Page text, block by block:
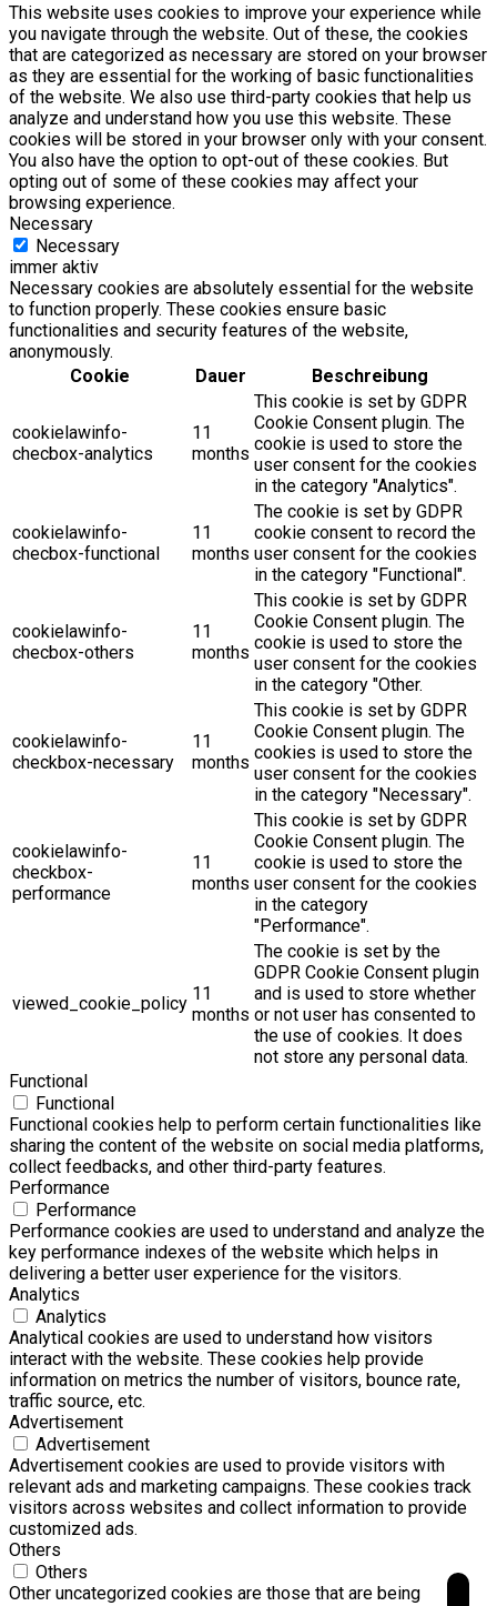
This website uses cookies to improve your experience while
you navigate through the website. Out of these, the cookies
that are categorized as necessary are stored on your browser
as they are essential for the working of basic functionalities
of the website. We also use third-party cookies that help us
analyze and understand how you use this website. These
cookies will be stored in your browser only with your consent.
You also have the option to opt-out of these cookies. But
opting out of some of these cookies may affect your
browsing experience.
Necessary
Necessary
immer aktiv
Necessary cookies are absolutely essential for the website
to function properly. These cookies ensure basic
functionalities and security features of the website,
anonymously.
Cookie
Dauer Beschreibung
cookielawinfo-
checbox-analytics
11
months
This cookie is set by GDPR
Cookie Consent plugin. The
cookie is used to store the
user consent for the cookies
in the category "Analytics".
cookielawinfo-
checbox-functional
11
months
The cookie is set by GDPR
cookie consent to record the
user consent for the cookies
in the category "Functional".
cookielawinfo-
checbox-others
11
months
This cookie is set by GDPR
Cookie Consent plugin. The
cookie is used to store the
user consent for the cookies
in the category "Other.
cookielawinfo-
checkbox-necessary
11
months
This cookie is set by GDPR
Cookie Consent plugin. The
cookies is used to store the
user consent for the cookies
in the category "Necessary".
cookielawinfo-
checkbox-
performance
11
months
This cookie is set by GDPR
Cookie Consent plugin. The
cookie is used to store the
user consent for the cookies
in the category
"Performance".
viewed_cookie_policy 11
months
The cookie is set by the
GDPR Cookie Consent plugin
and is used to store whether
or not user has consented to
the use of cookies. It does
not store any personal data.
Functional
Functional
Functional cookies help to perform certain functionalities like
sharing the content of the website on social media platforms,
collect feedbacks, and other third-party features.
Performance
Performance
Performance cookies are used to understand and analyze the
key performance indexes of the website which helps in
delivering a better user experience for the visitors.
Analytics
Analytics
Analytical cookies are used to understand how visitors
interact with the website. These cookies help provide
information on metrics the number of visitors, bounce rate,
traffic source, etc.
Advertisement
Advertisement
Advertisement cookies are used to provide visitors with
relevant ads and marketing campaigns. These cookies track
visitors across websites and collect information to provide
customized ads.
Others
Others
Other uncategorized cookies are those that are being